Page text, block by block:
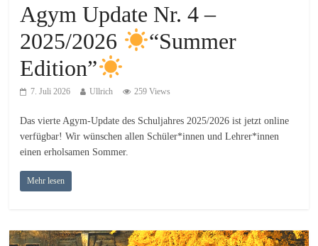
Agym Update Nr. 4 –
2025/2026
“Summer
Edition”
7. Juli 2026 Ullrich 259 Views
Das vierte Agym-Update des Schuljahres 2025/2026 ist jetzt online
verfügbar! Wir wünschen allen Schüler*innen und Lehrer*innen
einen erholsamen Sommer.
Mehr lesen